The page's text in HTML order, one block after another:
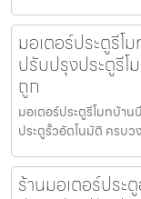
มอเตอร์ประตูรี
ปรับปรุงประตูรีโ
ถูก
มอเตอร์ประตูรีโมทบ้า
ประตูรั้วอัตโนมัติ ครบว
ร้านมอเตอร์ปร